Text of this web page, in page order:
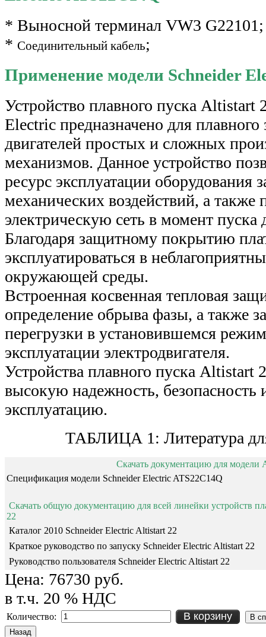
* Выносной терминал VW3 G22101;
* Соединительный кабель;
Применение модели Schneider
Устройство плавного пуска Altistart
Electric предназначено для плавного
двигателей простых и сложных
механизмов. Данное устройство
ресурс эксплуатации оборудования
механических воздействий, а также
электрическую сеть в момент пуска
Благодаря защитному покрытию
эксплуатироваться в
окружающей среды.
Встроенная косвенная тепловая
определение обрыва фазы, а также
перегрузки в установившемся
эксплуатации электродвигателя.
Устройства плавного пуска Altistart
высокую надежность, безопасность
эксплуатацию.
ТАБЛИЦА 1: Литература
Скачать документацию для модели
Спецификация модели Schneider Electric ATS22C14Q
Скачать общую документацию для всей линейки устройств
22
Каталог 2010 Schneider Electric Altistart 22
Краткое руководство по запуску Schneider Electric Altistart 22
Руководство пользователя Schneider Electric Altistart 22
Цена: 76730 руб.
в т.ч. 20 % НДС
Количество: В корзину